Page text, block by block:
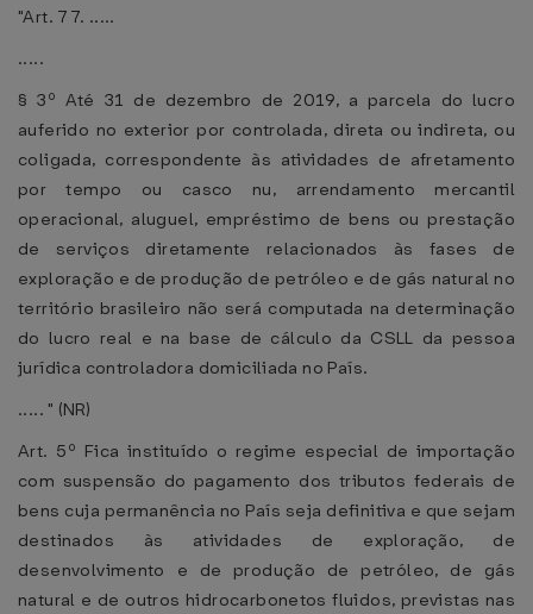
"Art. 77. .....
.....
§ 3º Até 31 de dezembro de 2019, a parcela do lucro
auferido no exterior por controlada, direta ou indireta, ou
coligada, correspondente às atividades de afretamento
por tempo ou casco nu, arrendamento mercantil
operacional, aluguel, empréstimo de bens ou prestação
de serviços diretamente relacionados às fases de
exploração e de produção de petróleo e de gás natural no
território brasileiro não será computada na determinação
do lucro real e na base de cálculo da CSLL da pessoa
jurídica controladora domiciliada no País.
..... " (NR)
Art. 5º Fica instituído o regime especial de importação
com suspensão do pagamento dos tributos federais de
bens cuja permanência no País seja definitiva e que sejam
destinados às atividades de exploração, de
desenvolvimento e de produção de petróleo, de gás
natural e de outros hidrocarbonetos fluidos, previstas nas